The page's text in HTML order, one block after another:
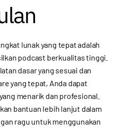
lunak yang tepat adalah
podcast berkualitas tinggi.
dasar yang sesuai dan
yang tepat, Anda dapat
menarik dan profesional.
bantuan lebih lanjut dalam
ragu untuk menggunakan